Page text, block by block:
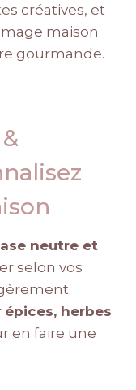
créatives, et
maison
gourmande.
neutre et
selon vos
épices, herbes
en faire une